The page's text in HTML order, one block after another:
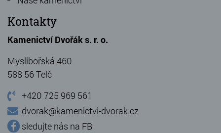
Kontakty
Kamenictví Dvořák s. r. o.
Myslibořská 460
588 56 Telč
+420 725 969 561
dvorak@kamenictvi-dvorak.cz
sledujte nás na FB